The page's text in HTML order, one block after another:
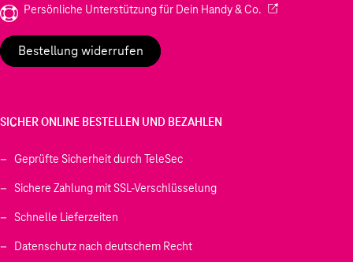
Persönliche Unterstützung für Dein Handy & Co. (Wird in einem
Bestellung widerrufen
SICHER ONLINE BESTELLEN UND BEZAHLEN
Geprüfte Sicherheit durch TeleSec
Sichere Zahlung mit SSL-Verschlüsselung
Schnelle Lieferzeiten
Datenschutz nach deutschem Recht